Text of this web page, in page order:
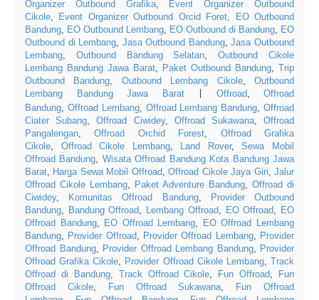
Organizer Outbound Grafika,
Event Organizer Outbound
Cikole, Event Organizer Outbound Orcid Foret,
EO Outbound
Bandung, EO Outbound Lembang, EO Outbound di Bandung, EO
Outbound di Lembang, Jasa Outbound Bandung,Jasa Outbound
Lembang, Outbound Bandung Selatan,Outbound Cikole
Lembang Bandung Jawa Barat, Paket Outbound Bandung, Trip
Outbound Bandung, Outbound Lembang Cikole,Outbound
Lembang Bandung Jawa Barat
Offroad, Offroad
Bandung, Offroad Lembang, Offroad Lembang Bandung,Offroad
Ciater Subang,Offroad Ciwidey, Offroad Sukawana,Offroad
Pangalengan,Offroad Orchid Forest, Offroad Grafika
Cikole, Offroad Cikole Lembang, Land Rover,Sewa Mobil
Offroad Bandung, Wisata Offroad Bandung Kota Bandung Jawa
Barat, Harga Sewa Mobil Offroad,Offroad Cikole Jaya Giri,Jalur
Offroad Cikole Lembang, Paket Adventure Bandung, Offroad di
Ciwidey, Komunitas Offroad Bandung,
Provider Outbound
Bandung, Bandung Offroad, Lembang Offroad, EO Offroad, EO
Offroad Bandung, EO Offroad Lembang,
EO Offroad Lembang
Bandung, Provider Offroad, Provider Offroad Lembang, Provider
Offroad Bandung, Provider Offroad Lembang Bandung, Provider
Offroad Grafika Cikole, Provider Offroad Cikole Lembang,Track
Offroad di Bandung, Track Offroad Cikole, Fun Offroad,
Fun
Offroad Cikole, Fun Offroad Sukawana,
Fun Offroad